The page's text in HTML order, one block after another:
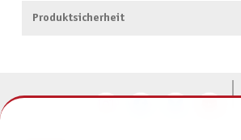
Produktsicherheit